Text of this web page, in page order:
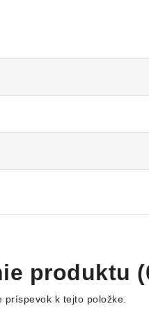
produktu
k tejto položke.